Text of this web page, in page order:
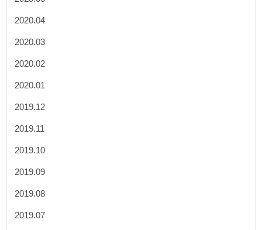
2020.04
2020.03
2020.02
2020.01
2019.12
2019.11
2019.10
2019.09
2019.08
2019.07